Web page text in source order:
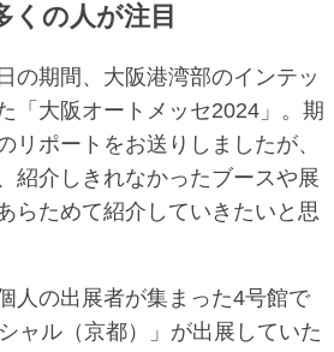
くの人が注目
の期間、大阪港湾部のインテッ
「大阪オートメッセ2024」。期
リポートをお送りしましたが、
紹介しきれなかったブースや展
らためて紹介していきたいと思
人の出展者が集まった4号館で
ャル（京都）」が出展していた